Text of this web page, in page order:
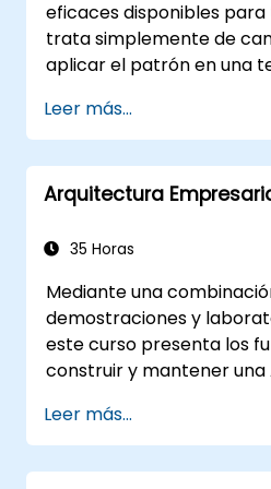
eficaces disponibles para
trata simplemente de
aplicar el patrón en una
horas que de otro modo
diseño y las pruebas.
formación Este curso
principales: primero,
facilita la creación y
estimar cómo los
costos, sistematizar el
generar un marco de
propios patrones.
Diseñadores de software,
gerentes operativos y
Leer más...
Arquitectura
35 Horas
Mediante una
demostraciones y
este curso presenta los
construir y mantener
Arquitectura Unificado
Leer más...